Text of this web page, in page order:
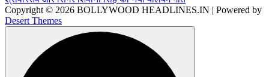
Copyright © 2026 BOLLYWOOD HEADLINES.IN | Powered by
Desert Themes